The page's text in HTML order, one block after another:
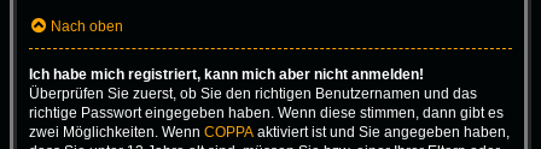
Nach oben
Ich habe mich registriert, kann mich aber nicht anmelden!
Überprüfen Sie zuerst, ob Sie den richtigen Benutzernamen und das
richtige Passwort eingegeben haben. Wenn diese stimmen, dann gibt es
zwei Möglichkeiten. Wenn COPPA aktiviert ist und Sie angegeben haben,